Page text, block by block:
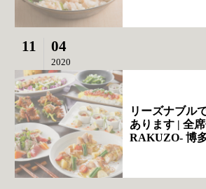
11 04
2020
リーズナブル
あります | 全
RAKUZO‐ 博